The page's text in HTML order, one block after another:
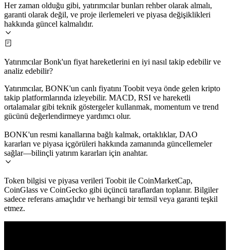
Her zaman olduğu gibi, yatırımcılar bunları rehber olarak almalı,
garanti olarak değil, ve proje ilerlemeleri ve piyasa değişiklikleri
hakkında güncel kalmalıdır.
Yatırımcılar Bonk'un fiyat hareketlerini en iyi nasıl takip edebilir ve
analiz edebilir?
Yatırımcılar, BONK'un canlı fiyatını Toobit veya önde gelen kripto
takip platformlarında izleyebilir. MACD, RSI ve hareketli
ortalamalar gibi teknik göstergeler kullanmak, momentum ve trend
gücünü değerlendirmeye yardımcı olur.
BONK'un resmi kanallarına bağlı kalmak, ortaklıklar, DAO
kararları ve piyasa içgörüleri hakkında zamanında güncellemeler
sağlar—bilinçli yatırım kararları için anahtar.
Token bilgisi ve piyasa verileri Toobit ile CoinMarketCap,
CoinGlass ve CoinGecko gibi üçüncü taraflardan toplanır. Bilgiler
sadece referans amaçlıdır ve herhangi bir temsil veya garanti teşkil
etmez.